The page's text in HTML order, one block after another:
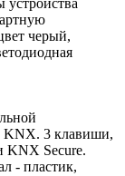
черый,
KNX. 3 клавиши,
KNX Secure.
- пластик,